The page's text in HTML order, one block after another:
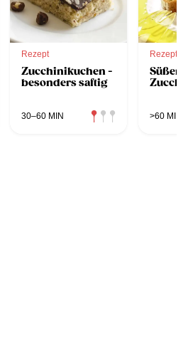
Rezept
Zucchinikuchen -
besonders saftig
30–60 MIN
Rezept
Süßer
>60 MIN